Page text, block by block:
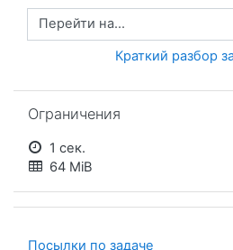
Перейти на...
Краткий разбор
Ограничения
1 сек.
64 MiB
Посылки по задаче